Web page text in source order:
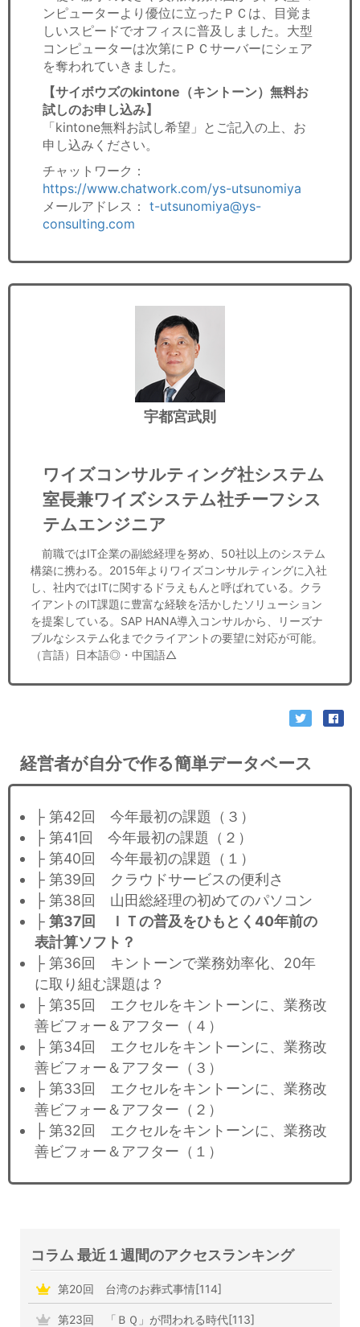
ンピューターより優位に立ったＰＣは、目覚ま
しいスピードでオフィスに普及しました。大型
コンピューターは次第にＰＣサーバーにシェア
を奪われていきました。
【サイボウズのkintone（キントーン）無料お
試しのお申し込み】
「kintone無料お試し希望」とご記入の上、お
申し込みください。
チャットワーク：
https://www.chatwork.com/ys-utsunomiya
メールアドレス： t-utsunomiya@ys-
consulting.com
宇都宮武則
ワイズコンサルティング社システム
室長兼ワイズシステム社チーフシス
テムエンジニア
前職ではIT企業の副総経理を努め、50社以上のシステム
構築に携わる。2015年よりワイズコンサルティングに入社
し、社内ではITに関するドラえもんと呼ばれている。クラ
イアントのIT課題に豊富な経験を活かしたソリューション
を提案している。SAP HANA導入コンサルから、リーズナ
ブルなシステム化までクライアントの要望に対応が可能。
（言語）日本語◎・中国語△
経営者が自分で作る簡単データベース
├ 第42回 今年最初の課題（３）
├ 第41回 今年最初の課題（２）
├ 第40回 今年最初の課題（１）
├ 第39回 クラウドサービスの便利さ
├ 第38回 山田総経理の初めてのパソコン
├ 第37回 ＩＴの普及をひもとく40年前の
表計算ソフト？
├ 第36回 キントーンで業務効率化、20年
に取り組む課題は？
├ 第35回 エクセルをキントーンに、業務改
善ビフォー＆アフター（４）
├ 第34回 エクセルをキントーンに、業務改
善ビフォー＆アフター（３）
├ 第33回 エクセルをキントーンに、業務改
善ビフォー＆アフター（２）
├ 第32回 エクセルをキントーンに、業務改
善ビフォー＆アフター（１）
コラム 最近１週間のアクセスランキング
第20回 台湾のお葬式事情[114]
第23回 「ＢＱ」が問われる時代[113]